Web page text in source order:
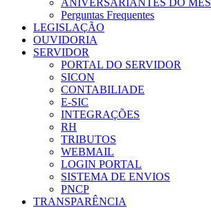
ANIVERSARIANTES DO MÊS
Perguntas Frequentes
LEGISLAÇÃO
OUVIDORIA
SERVIDOR
PORTAL DO SERVIDOR
SICON
CONTABILIADE
E-SIC
INTEGRAÇÕES
RH
TRIBUTOS
WEBMAIL
LOGIN PORTAL
SISTEMA DE ENVIOS
PNCP
TRANSPARÊNCIA